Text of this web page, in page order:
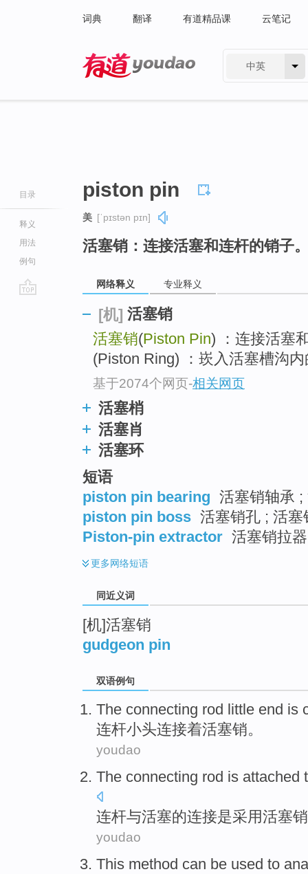
词典 翻译 有道精品课 云笔记
中英
目录
释义
用法
例句
piston pin
美 [ˈpɪstən pɪn]
活塞销：连接活塞和连杆的销子
网络释义 专业释义
[机] 活塞销
活塞销(Piston Pin) ：连接活塞
(Piston Ring) ：崁入活塞槽沟
基于2074个网页-相关网页
活塞梢
活塞肖
活塞环
短语
piston pin bearing 活塞销轴承 ;
piston pin boss 活塞销孔 ; 活
Piston-pin extractor 活塞销拉器
更多网络短语
同近义词
[机]活塞销
gudgeon pin
双语例句
The connecting rod little end is
连杆小头连接着活塞销。
youdao
The connecting rod is attached
连杆与活塞的连接是采用活塞销
youdao
This method can be used to